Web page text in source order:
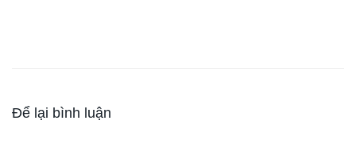
Để lại bình luận